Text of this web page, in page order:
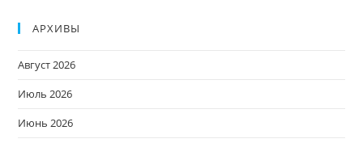
АРХИВЫ
Август 2026
Июль 2026
Июнь 2026